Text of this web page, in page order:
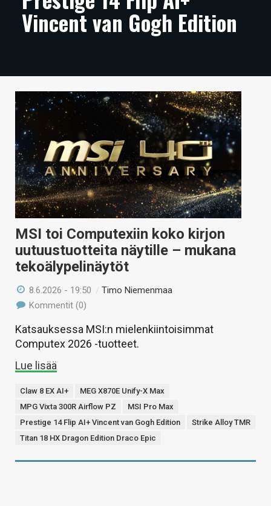
ARTIKKELIT
TIETOA
HINTA.FI
KAUPPA
VAIHDA TEEMA
HAKU
Vincent van Gogh Edition
MSI toi Computexiin koko kirjon
uutuustuotteita näytille – mukana
tekoälypelinäytöt
8.6.2026 - 19:50 /Timo Niemenmaa
Kommentit (0)
Katsauksessa MSI:n mielenkiintoisimmat
Computex 2026 -tuotteet.
Lue lisää
Claw 8 EX AI+
MEG X870E Unify-X Max
MPG Vixta 300R Airflow PZ
MSI Pro Max
Prestige 14 Flip AI+ Vincent van Gogh Edition
Strike Alloy TMR
Titan 18 HX Dragon Edition Draco Epic